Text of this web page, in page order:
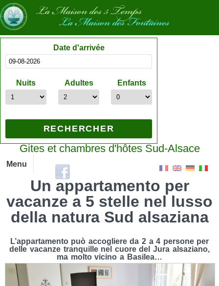
Date d'arrivée
Nuits Adultes Enfants
Gites et chambres d'hôtes Sud-Alsace
Menu
Un appartamento per
vacanze a 5 stelle nel lusso
della natura Sud alsaziana
L’appartamento può accogliere da 2 a 4 persone per
delle vacanze tranquille nel cuore del Jura alsaziano,
ma molto vicino a Basilea…